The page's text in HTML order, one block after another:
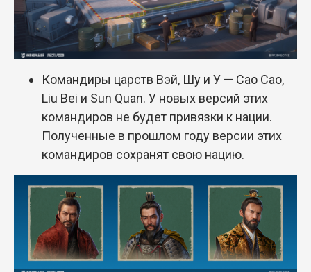
Командиры царств Вэй, Шу и У — Cao Cao,
Liu Bei и Sun Quan. У новых версий этих
командиров не будет привязки к нации.
Полученные в прошлом году версии этих
командиров сохранят свою нацию.